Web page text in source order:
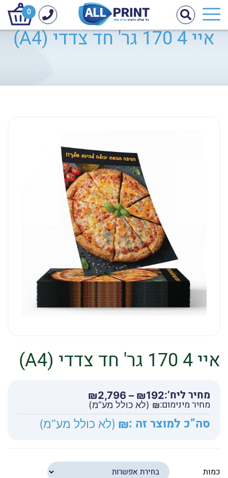
0
איי 4 170 גר' חד צדדי (A4)
איי 4 170 גר' חד צדדי (A4)
מחיר ליח’: ₪192
–
₪2,796
עד
מחיר מינימום:₪ (לא כולל מע”מ)
סה”כ למוצר זה :₪ (לא כולל מע”מ)
כמות